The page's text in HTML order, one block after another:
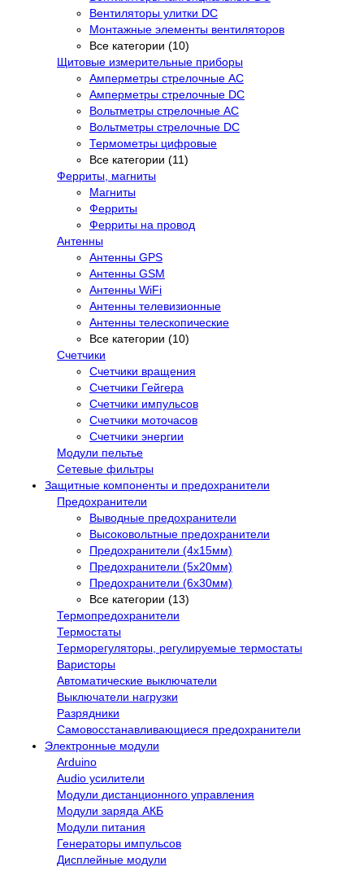
Вентиляторы улитки DC
Монтажные элементы вентиляторов
Все категории (10)
Щитовые измерительные приборы
Амперметры стрелочные AC
Амперметры стрелочные DC
Вольтметры стрелочные AC
Вольтметры стрелочные DC
Термометры цифровые
Все категории (11)
Ферриты, магниты
Магниты
Ферриты
Ферриты на провод
Антенны
Антенны GPS
Антенны GSM
Антенны WiFi
Антенны телевизионные
Антенны телескопические
Все категории (10)
Счетчики
Счетчики вращения
Счетчики Гейгера
Счетчики импульсов
Счетчики моточасов
Счетчики энергии
Модули пельтье
Сетевые фильтры
Защитные компоненты и предохранители
Предохранители
Выводные предохранители
Высоковольтные предохранители
Предохранители (4х15мм)
Предохранители (5х20мм)
Предохранители (6х30мм)
Все категории (13)
Термопредохранители
Термостаты
Терморегуляторы, регулируемые термостаты
Варисторы
Автоматические выключатели
Выключатели нагрузки
Разрядники
Самовосстанавливающиеся предохранители
Электронные модули
Arduino
Audio усилители
Модули дистанционного управления
Модули заряда АКБ
Модули питания
Генераторы импульсов
Дисплейные модули